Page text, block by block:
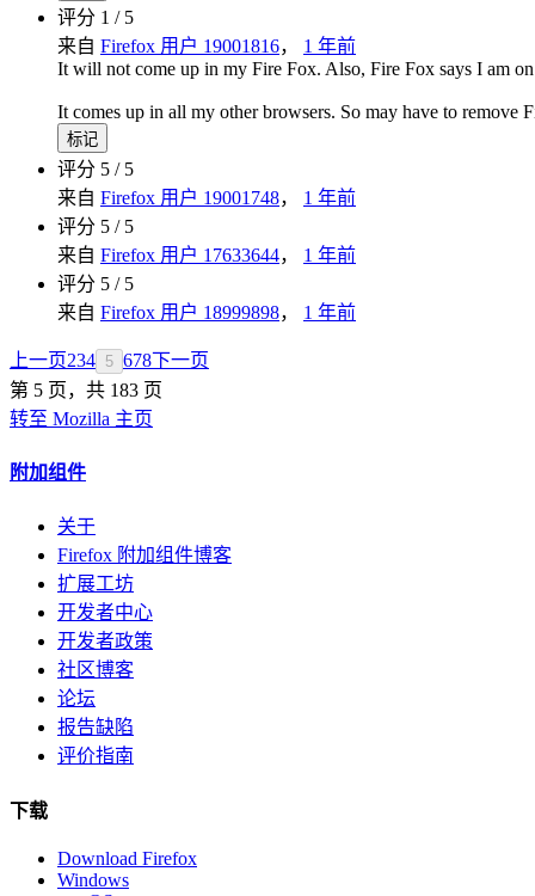
评分 1 / 5
来自 Firefox 用户 19001816， 1 年前
It will not come up in my Fire Fox. Also, Fire Fox says I am
It comes up in all my other browsers. So may have to remove
标记
评分 5 / 5
来自 Firefox 用户 19001748， 1 年前
评分 5 / 5
来自 Firefox 用户 17633644， 1 年前
评分 5 / 5
来自 Firefox 用户 18999898， 1 年前
上一页234 5 678下一页
第 5 页，共 183 页
转至 Mozilla 主页
附加组件
关于
Firefox 附加组件博客
扩展工坊
开发者中心
开发者政策
社区博客
论坛
报告缺陷
评价指南
下载
Download Firefox
Windows